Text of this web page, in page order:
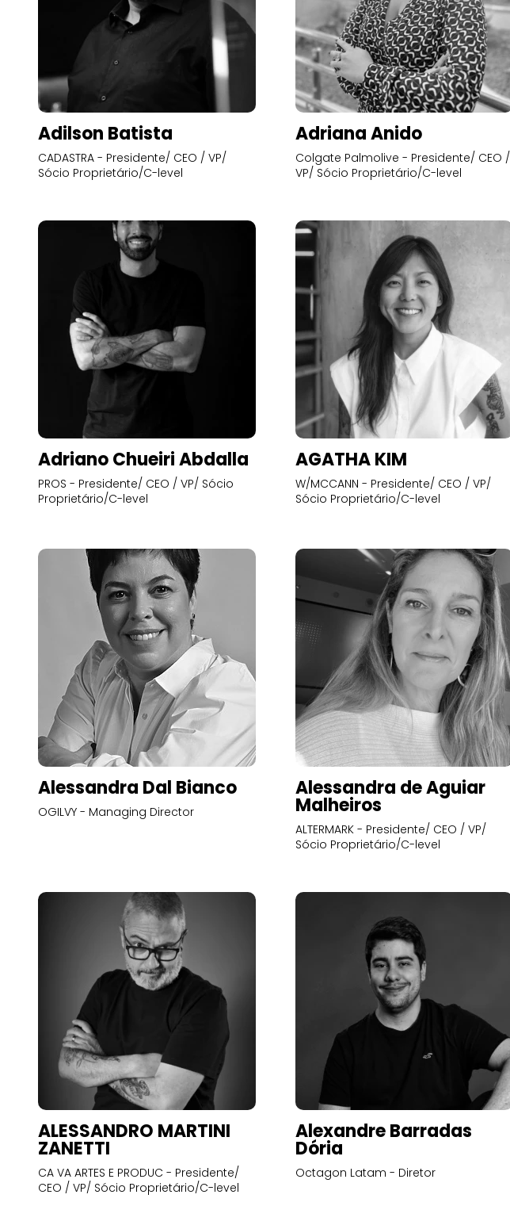
Adilson Batista
CADASTRA - Presidente/ CEO / VP/
Sócio Proprietário/C-level
Adriana Anido
Colgate Palmolive - Presidente/ CEO /
VP/ Sócio Proprietário/C-level
Adriano Chueiri Abdalla
PROS - Presidente/ CEO / VP/ Sócio
Proprietário/C-level
AGATHA KIM
W/MCCANN - Presidente/ CEO / VP/
Sócio Proprietário/C-level
Alessandra Dal Bianco
OGILVY - Managing Director
Alessandra de Aguiar
Malheiros
ALTERMARK - Presidente/ CEO / VP/
Sócio Proprietário/C-level
ALESSANDRO MARTINI
ZANETTI
CA VA ARTES E PRODUC - Presidente/
CEO / VP/ Sócio Proprietário/C-level
Alexandre Barradas
Dória
Octagon Latam - Diretor